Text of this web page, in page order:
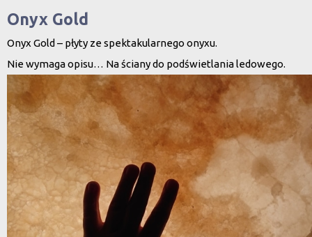
Onyx Gold
Onyx Gold – płyty ze spektakularnego onyxu.
Nie wymaga opisu… Na ściany do podświetlania ledowego.